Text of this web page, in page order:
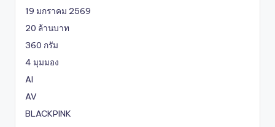
19 มกราคม 2569
20 ล้านบาท
360 กรัม
4 มุมมอง
AI
AV
BLACKPINK